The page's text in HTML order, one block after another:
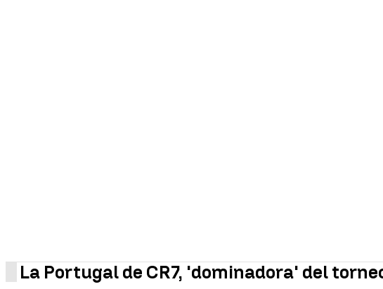
La Portugal de CR7, 'dominadora' del